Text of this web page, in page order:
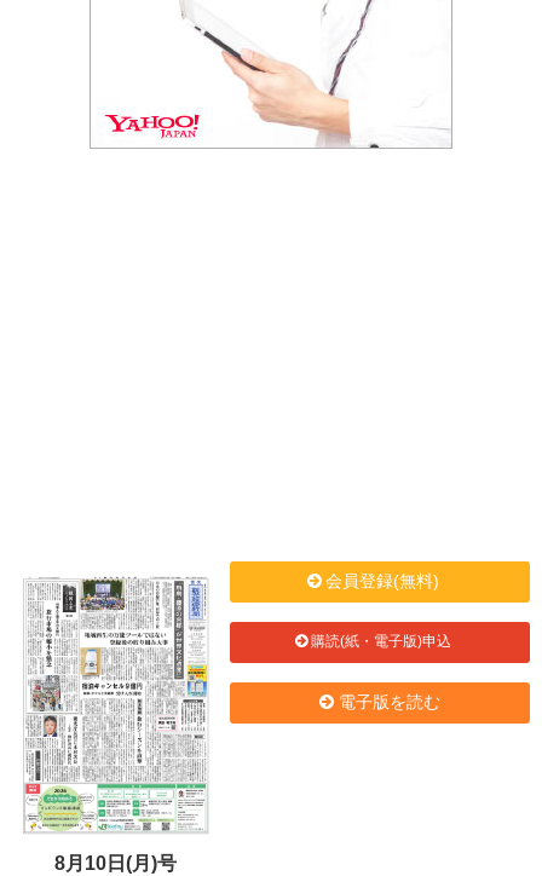
8月10日(月)号
会員登録(無料)
購読(紙・電子版)申込
電子版を読む